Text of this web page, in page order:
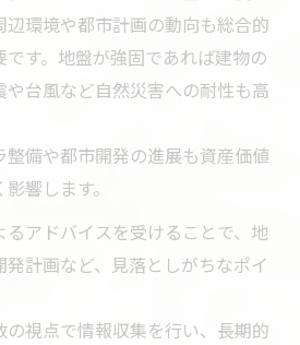
環境や都市計画の動向も総合的
す。地盤が強固であれば建物の
台風など自然災害への耐性も高
整備や都市開発の進展も資産価値
響します。
アドバイスを受けることで、地
計画など、見落としがちなポイ
視点で情報収集を行い、長期的